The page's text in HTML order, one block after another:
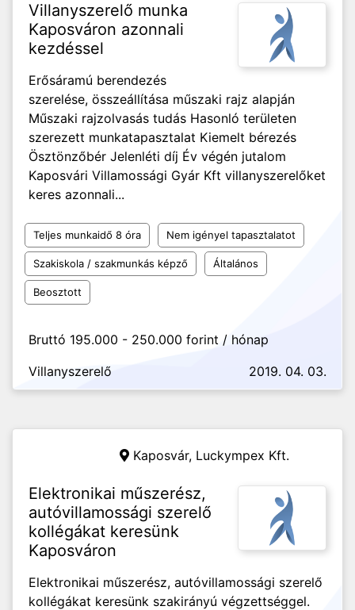
Villanyszerelő munka
Kaposváron azonnali
kezdéssel
Erősáramú berendezés
szerelése, összeállítása műszaki rajz alapján
Műszaki rajzolvasás tudás Hasonló területen
szerezett munkatapasztalat Kiemelt bérezés
Ösztönzőbér Jelenléti díj Év végén jutalom
Kaposvári Villamossági Gyár Kft villanyszerelőket
keres azonnali...
Teljes munkaidő 8 óra Nem igényel tapasztalatot
Szakiskola / szakmunkás képző Általános
Beosztott
Bruttó 195.000 - 250.000 forint / hónap
Villanyszerelő
2019. 04. 03.
Kaposvár, Luckympex Kft.
Elektronikai műszerész,
autóvillamossági szerelő
kollégákat keresünk
Kaposváron
Elektronikai műszerész, autóvillamossági szerelő
kollégákat keresünk szakirányú végzettséggel.